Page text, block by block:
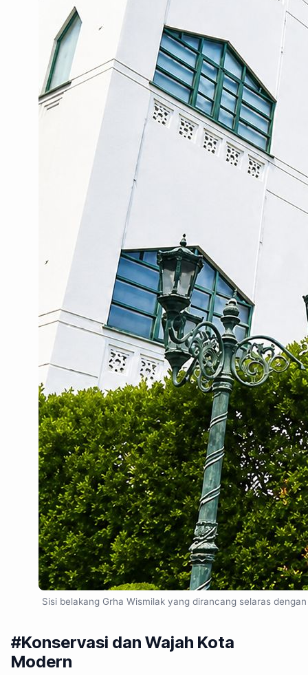
Sisi belakang Grha Wismilak yang dirancang selaras
#Konservasi dan Wajah Kota
Modern